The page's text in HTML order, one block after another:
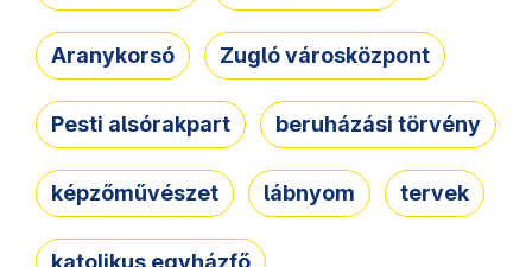
Aranykorsó Zugló városközpont
Pesti alsórakpart beruházási törvény
képzőművészet lábnyom tervek
katolikus egyházfő